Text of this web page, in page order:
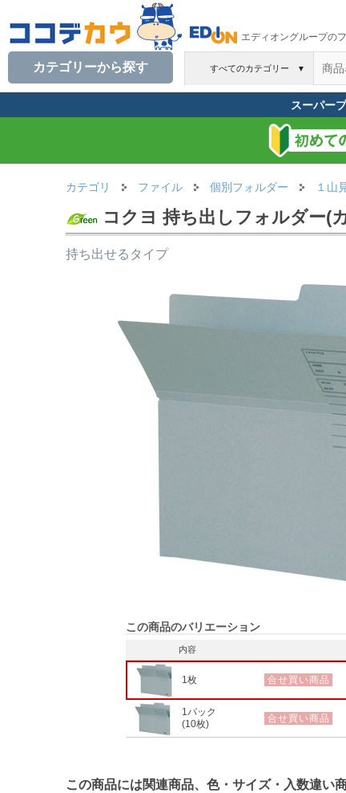
エディオングループの
すべてのカテゴリー ▼
カテゴリーから探す
スーパー
カテゴリ ファイル 個別フォルダー １山
コクヨ 持ち出しフォルダー(
持ち出せるタイプ
この商品のバリエーション
内容
1枚 合せ買い商品
1パック
(10枚)
合せ買い商品
この商品には関連商品、色・サイズ・入数違い